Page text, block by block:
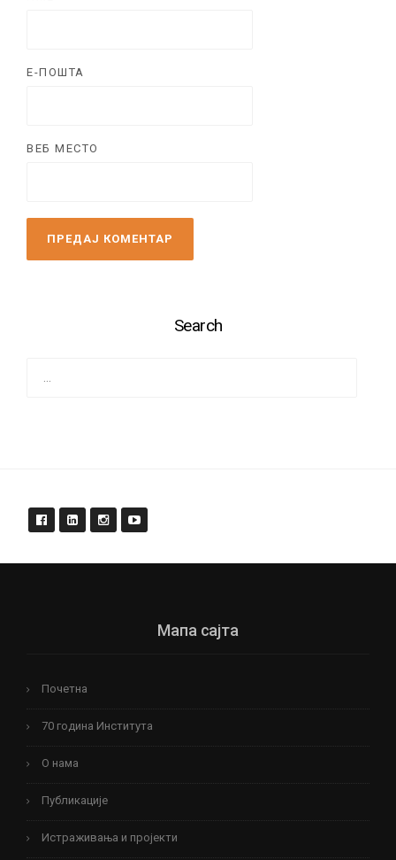
Е-ПОШТА
ВЕБ МЕСТО
Search
Мапа сајта
Почетна
70 година Института
О нама
Публикације
Истраживања и пројекти